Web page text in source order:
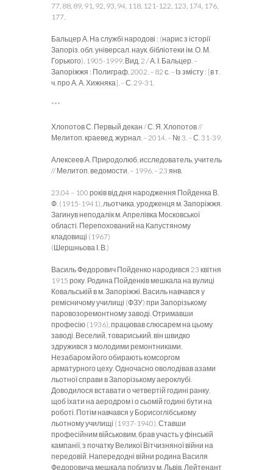
77, 88, 89, 91, 92, 93, 94, 118, 121-122, 123, 174, 176,
177.
Бальцер А. На службі народові : (нарис з історії
Запоріз. обл. універсал. наук. бібліотеки ім. О. М.
Горького). 1905-1999. Вид. 2 / А. І. Бальцер. –
Запоріжжя : Полиграф, 2002. – 82 с. – Із змісту : [в т.
ч. про А. А. Хижняка]. – С. 29-31.
***
Хлопотов С. Первый декан / С. Я. Хлопотов //
Мелитоп. краевед. журнал. – 2014. – № 3. – С. 31-39.
Алексеев А. Природолюб, исследователь, учитель
// Мелитоп. ведомости. – 1996. – 23 янв.
23.04 – 100 років від дня народження Пойденка В.
Ф. (1915-1941), льотчика, уродженця м. Запоріжжя.
Загинув неподалік м. Апрелівка Московської
області. Перепохований на Капустяному
кладовищі (1967)
(Шершньова І. В.)
Василь Федорович Пойденко народився 23 квітня
1915 року. Родина Пойденків мешкала на вулиці
Ковальській в м. Запоріжжі. Василь навчався у
ремісничому училищі (ФЗУ) при Запорізькому
паровозоремонтному заводі. Отримавши
професію (1936), працював слюсарем на цьому
заводі. Веселий, товариський, він швидко
здружився з молодими ремонтниками.
Незабаром його обирають комсоргом
арматурного цеху. Одночасно оволодівав азами
льотної справи в Запорізькому аероклубі.
Доводилося вставати о четвертій годині ранку,
щоб їхати на аеродром і о сьомій годині бути на
роботі. Потім навчався у Борисоглібському
льотному училищі (1937-1940). Ставши
професійним військовим, брав участь у фінській
кампанії, з початку Великої Вітчизняної війни на
передовій. Напередодні війни родина Василя
Федоровича мешкала поблизу м. Львів. Лейтенант